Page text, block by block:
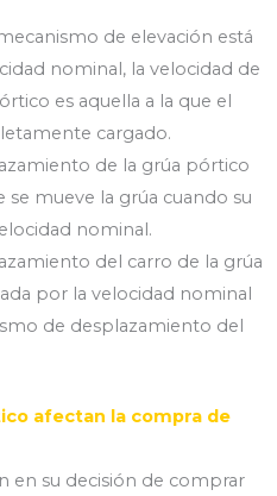
de elevación está
nominal, la velocidad de
es aquella a la que el
cargado.
de la grúa pórtico
se mueve la grúa cuando su
nominal.
del carro de la grúa
por la velocidad nominal
de desplazamiento del
afectan la compra de
en su decisión de comprar